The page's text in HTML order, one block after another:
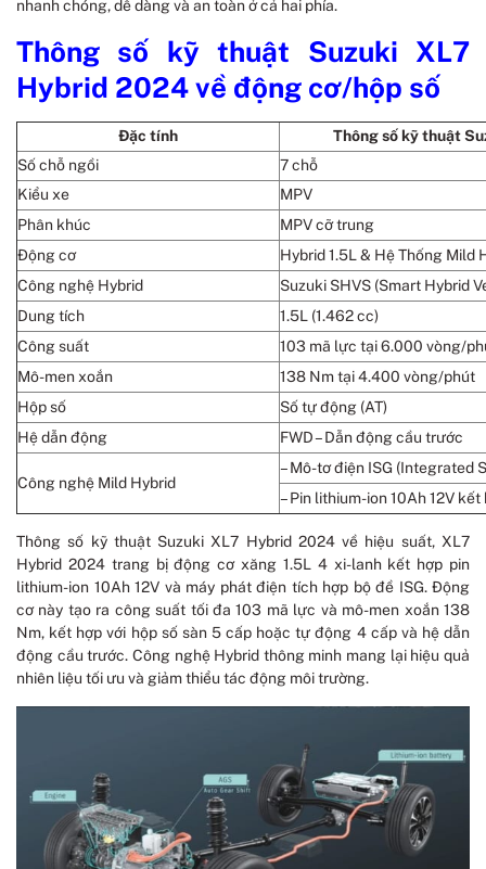
nhanh chóng, dễ dàng và an toàn ở cả hai phía.
Thông số kỹ thuật Suzuki XL7
Hybrid 2024 về động cơ/hộp số
Đặc tính
Thông số kỹ thuật
Số chỗ ngồi
7 chỗ
Kiểu xe
MPV
Phân khúc
MPV cỡ trung
Động cơ
Hybrid 1.5L & Hệ Thống Mild
Công nghệ Hybrid
Suzuki SHVS (Smart Hybrid
Dung tích
1.5L (1.462 cc)
Công suất
103 mã lực tại 6.000 vòng/
Mô-men xoắn
138 Nm tại 4.400 vòng/phút
Hộp số
Số tự động (AT)
Hệ dẫn động
FWD – Dẫn động cầu trước
Công nghệ Mild Hybrid
– Mô-tơ điện ISG (Integrated
– Pin lithium-ion 10Ah 12V
Thông số kỹ thuật Suzuki XL7 Hybrid 2024 về hiệu suất, XL7
Hybrid 2024 trang bị động cơ xăng 1.5L 4 xi-lanh kết hợp pin
lithium-ion 10Ah 12V và máy phát điện tích hợp bộ đề ISG. Động
cơ này tạo ra công suất tối đa 103 mã lực và mô-men xoắn 138
Nm, kết hợp với hộp số sàn 5 cấp hoặc tự động 4 cấp và hệ dẫn
động cầu trước. Công nghệ Hybrid thông minh mang lại hiệu quả
nhiên liệu tối ưu và giảm thiểu tác động môi trường.